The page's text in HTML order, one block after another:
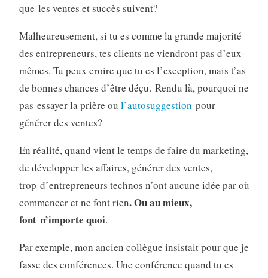
que les ventes et succès suivent?
Malheureusement, si tu es comme la grande majorité
des entrepreneurs, tes clients ne viendront pas d’eux-
mêmes. Tu peux croire que tu es l’exception, mais t’as
de bonnes chances d’être déçu. Rendu là, pourquoi ne
pas essayer la prière ou l’autosuggestion pour
générer des ventes?
En réalité, quand vient le temps de faire du marketing,
de développer les affaires, générer des ventes,
trop d’entrepreneurs technos n’ont aucune idée par où
commencer et ne font rien. Ou au mieux,
font n’importe quoi.
Par exemple, mon ancien collègue insistait pour que je
fasse des conférences. Une conférence quand tu es